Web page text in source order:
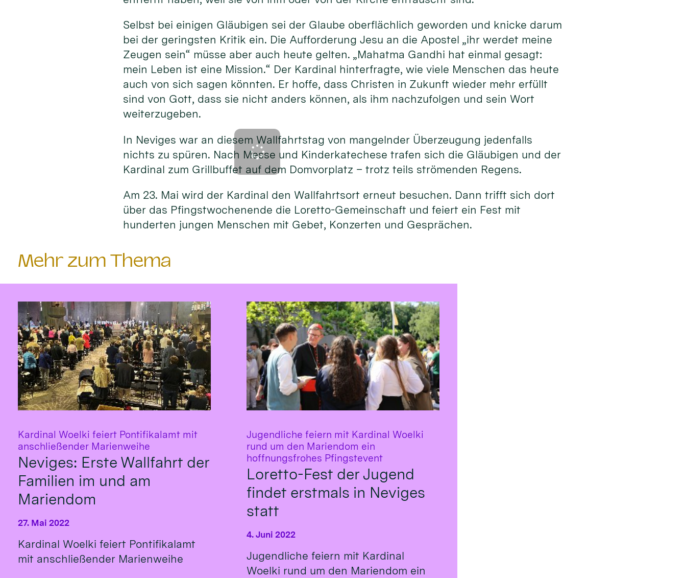
Selbst bei einigen Gläubigen sei der Glaube oberflächlich geworden und knicke darum
bei der geringsten Kritik ein. Die Aufforderung Jesu an die Apostel „ihr werdet meine
Zeugen sein“ müsse aber auch heute gelten. „Mahatma Gandhi hat einmal gesagt:
mein Leben ist eine Mission.“ Der Kardinal hinterfragte, wie viele Menschen das heute
auch von sich sagen könnten. Er hoffe, dass Christen in Zukunft wieder mehr erfüllt
sind von Gott, dass sie nicht anders können, als ihm nachzufolgen und sein Wort
weiterzugeben.
In Neviges war an diesem Wallfahrtstag von mangelnder Überzeugung jedenfalls
nichts zu spüren. Nach Messe und Kinderkatechese trafen sich die Gläubigen und der
Kardinal zum Grillbuffet auf dem Domvorplatz – trotz teils strömenden Regens.
Am 23. Mai wird der Kardinal den Wallfahrtsort erneut besuchen. Dann trifft sich dort
über das Pfingstwochenende die Loretto-Gemeinschaft und feiert ein Fest mit
hunderten jungen Menschen mit Gebet, Konzerten und Gesprächen.
Mehr zum Thema
Kardinal Woelki feiert Pontifikalamt mit
anschließender Marienweihe
Neviges: Erste Wallfahrt der
Familien im und am
Mariendom
27. Mai 2022
Kardinal Woelki feiert Pontifikalamt
mit anschließender Marienweihe
Jugendliche feiern mit Kardinal Woelki
rund um den Mariendom ein
hoffnungsfrohes Pfingstevent:
Loretto-Fest der Jugend
findet erstmals in Neviges
statt
4. Juni 2022
Jugendliche feiern mit Kardinal
Woelki rund um den Mariendom ein